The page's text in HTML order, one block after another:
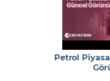
Petrol